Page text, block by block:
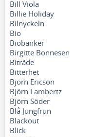
Bill Viola
Billie Holiday
Bilnyckeln
Bio
Biobanker
Birgitte Bonnesen
Biträde
Bitterhet
Björn Ericson
Björn Lambertz
Björn Söder
Blå Jungfrun
Blackout
Blick